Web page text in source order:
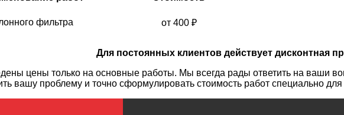
фильтра от 400₽
Для постоянных клиентов действует дисконтная
цены только на основные работы. Мы всегда рады ответить на ваши
вашу проблему и точно сформулировать стоимость работ специально